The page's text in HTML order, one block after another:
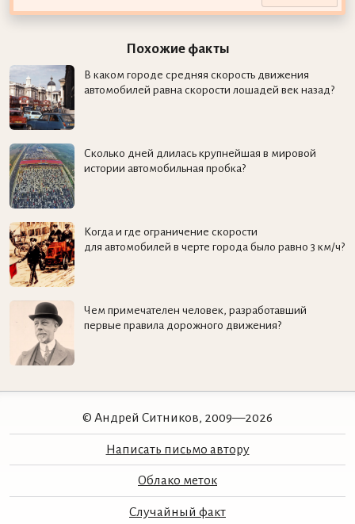
Похожие факты
В каком городе средняя скорость движения
автомобилей равна скорости лошадей век назад?
Сколько дней длилась крупнейшая в мировой
истории автомобильная пробка?
Когда и где ограничение скорости
для автомобилей в черте города было равно 3 км/ч?
Чем примечателен человек, разработавший
первые правила дорожного движения?
© Андрей Ситников, 2009—2026
Написать письмо автору
Облако меток
Случайный факт